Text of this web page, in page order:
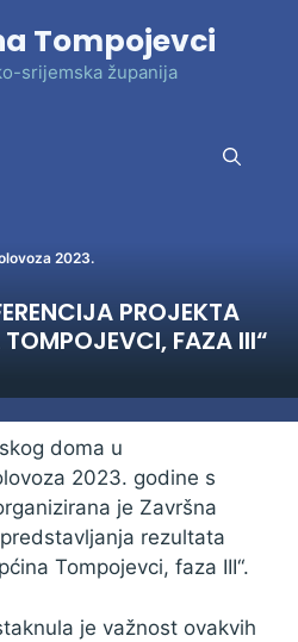
Tompojevci
srijemska županija
2023.
PROJEKTA
FAZA III“
doma u
2023. godine s
je Završna
rezultata
Tompojevci, faza III“.
je važnost ovakvih